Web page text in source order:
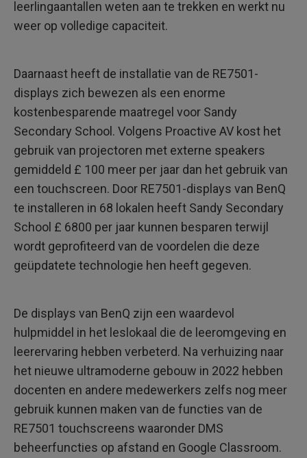
leerlingaantallen weten aan te trekken en werkt nu
weer op volledige capaciteit.
Daarnaast heeft de installatie van de RE7501-
displays zich bewezen als een enorme
kostenbesparende maatregel voor Sandy
Secondary School. Volgens Proactive AV kost het
gebruik van projectoren met externe speakers
gemiddeld £ 100 meer per jaar dan het gebruik van
een touchscreen. Door RE7501-displays van BenQ
te installeren in 68 lokalen heeft Sandy Secondary
School £ 6800 per jaar kunnen besparen terwijl
wordt geprofiteerd van de voordelen die deze
geüpdatete technologie hen heeft gegeven.
De displays van BenQ zijn een waardevol
hulpmiddel in het leslokaal die de leeromgeving en
leerervaring hebben verbeterd. Na verhuizing naar
het nieuwe ultramoderne gebouw in 2022 hebben
docenten en andere medewerkers zelfs nog meer
gebruik kunnen maken van de functies van de
RE7501 touchscreens waaronder DMS
beheerfuncties op afstand en Google Classroom.